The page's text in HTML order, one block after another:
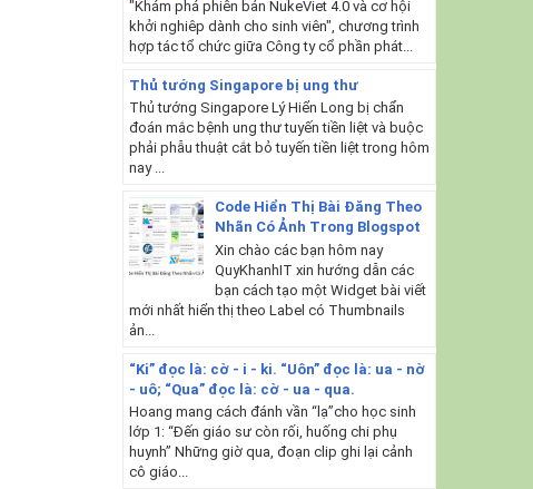
"Khám phá phiên bản NukeViet 4.0 và cơ hội
khởi nghiêp dành cho sinh viên", chương trình
hợp tác tổ chức giữa Công ty cổ phần phát...
Thủ tướng Singapore bị ung thư
Thủ tướng Singapore Lý Hiển Long bị chẩn
đoán mắc bệnh ung thư tuyến tiền liệt và buộc
phải phẫu thuật cắt bỏ tuyến tiền liệt trong hôm
nay ...
Code Hiển Thị Bài Đăng Theo
Nhãn Có Ảnh Trong Blogspot
Xin chào các bạn hôm nay
QuyKhanhIT xin hướng dẫn các
bạn cách tạo một Widget bài viết
mới nhất hiển thị theo Label có Thumbnails
ản...
“Ki” đọc là: cờ - i - ki. “Uôn” đọc là: ua - nờ
- uô; “Qua” đọc là: cờ - ua - qua.
Hoang mang cách đánh vần “lạ”cho học sinh
lớp 1: “Đến giáo sư còn rối, huống chi phụ
huynh” Những giờ qua, đoạn clip ghi lại cảnh
cô giáo...